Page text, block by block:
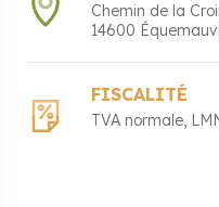
Chemin de la
14600
FISCALITÉ
TVA normale